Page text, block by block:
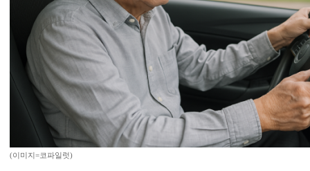
(이미지=코파일럿)